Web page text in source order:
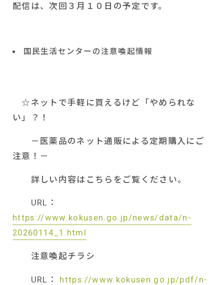
配信は、次回３月１０日の予定です。
国民生活センターの注意喚起情報
☆ネットで手軽に買えるけど「やめられな
い」？！
－医薬品のネット通販による定期購入にご
注意！－
詳しい内容はこちらをご覧ください。
URL ：
https://www.kokusen.go.jp/news/data/n-
20260114_1.html
注意喚起チラシ
URL ： https://www.kokusen.go.jp/pdf/n-